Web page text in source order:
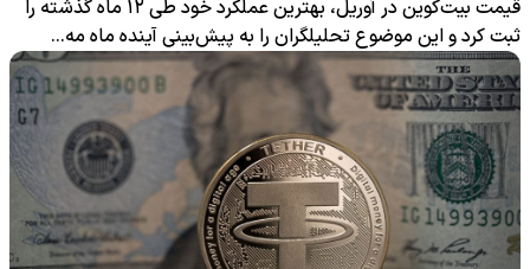
قیمت بیت‌کوین در آوریل، بهترین عملکرد خود طی ۱۲ ماه گذشته را
ثبت کرد و این موضوع تحلیلگران را به پیش‌بینی آینده ماه مه…